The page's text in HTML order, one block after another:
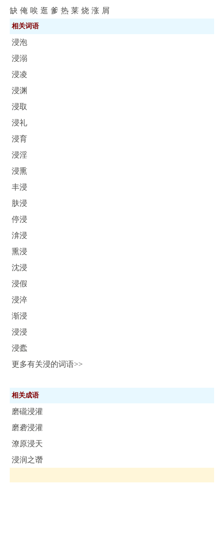
缺 俺 唉 逛 爹 热 莱 烧 涨 屑
相关词语
浸泡
浸溺
浸凌
浸渊
浸取
浸礼
浸育
浸淫
浸熏
丰浸
肤浸
停浸
渰浸
熏浸
沈浸
浸假
浸淬
渐浸
浸浸
浸蠹
更多有关浸的词语>>
相关成语
磨礲浸灌
磨砻浸灌
潦原浸天
浸润之谮